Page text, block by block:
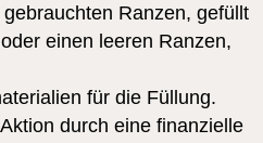
Ranzen, gefüllt
einen leeren Ranzen,
für die Füllung.
durch eine finanzielle